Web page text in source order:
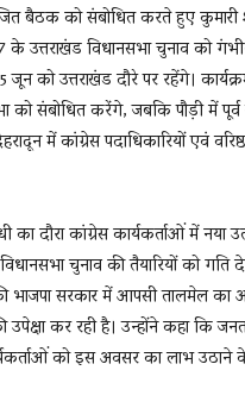
बैठक को संबोधित करते हुए
के उत्तराखंड विधानसभा चुनाव को
को उत्तराखंड दौरे पर रहेंगे।
को संबोधित करेंगे, जबकि पौड़ी में
में कांग्रेस पदाधिकारियों एवं
का दौरा कांग्रेस कार्यकर्ताओं में नया
चुनाव की तैयारियों को गति
भाजपा सरकार में आपसी तालमेल
उपेक्षा कर रही है। उन्होंने कहा कि
को इस अवसर का लाभ उठाने